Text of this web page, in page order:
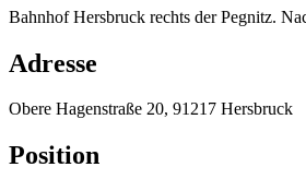
Bahnhof Hersbruck rechts der Pegnitz.
Adresse
Obere Hagenstraße 20, 91217 Hersbruck
Position